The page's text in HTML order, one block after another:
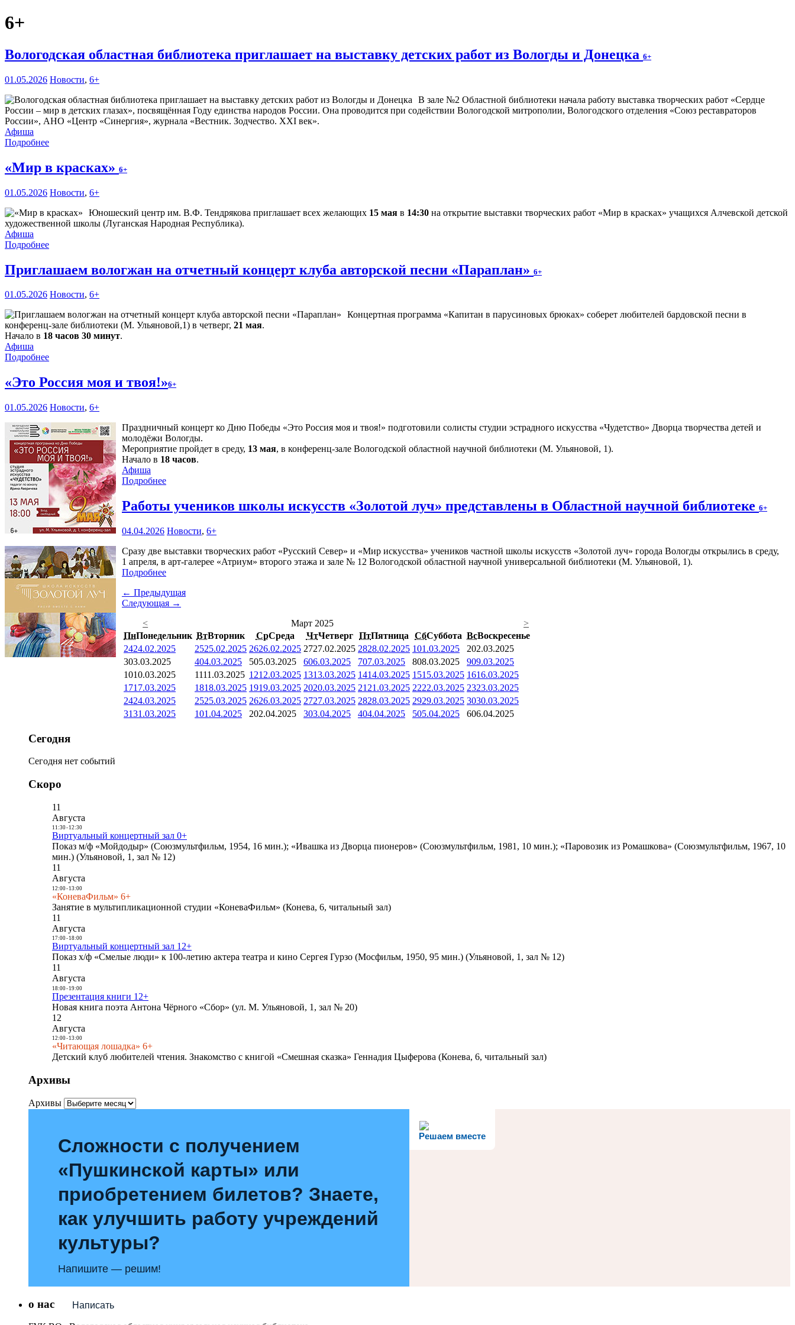
6+
Вологодская областная библиотека приглашает на выставку детских работ из Вологды и Донецка 6+
01.05.2026 Новости, 6+
В зале №2 Областной библиотеки начала работу выставка творческих работ «Сердце
России – мир в детских глазах», посвящённая Году единства народов России. Она проводится при содействии Вологодской митрополии, Вологодского отделения «Союз реставраторов
России», АНО «Центр «Синергия», журнала «Вестник. Зодчество. XXI век».
Афиша
Подробнее
«Мир в красках» 6+
01.05.2026 Новости, 6+
Юношеский центр им. В.Ф. Тендрякова приглашает всех желающих 15 мая в 14:30 на открытие выставки творческих работ «Мир в красках» учащихся Алчевской детской
художественной школы (Луганская Народная Республика).
Афиша
Подробнее
Приглашаем вологжан на отчетный концерт клуба авторской песни «Параплан» 6+
01.05.2026 Новости, 6+
Концертная программа «Капитан в парусиновых брюках» соберет любителей бардовской песни в
конференц-зале библиотеки (М. Ульяновой,1) в четверг, 21 мая.
Начало в 18 часов 30 минут.
Афиша
Подробнее
«Это Россия моя и твоя!»6+
01.05.2026 Новости, 6+
Праздничный концерт ко Дню Победы «Это Россия моя и твоя!» подготовили солисты студии эстрадного искусства «Чудетство» Дворца творчества детей и
молодёжи Вологды.
Мероприятие пройдет в среду, 13 мая, в конференц-зале Вологодской областной научной библиотеки (М. Ульяновой, 1).
Начало в 18 часов.
Афиша
Подробнее
Работы учеников школы искусств «Золотой луч» представлены в Областной научной библиотеке 6+
04.04.2026 Новости, 6+
Сразу две выставки творческих работ «Русский Север» и «Мир искусства» учеников частной школы искусств «Золотой луч» города Вологды открылись в среду,
1 апреля, в арт-галерее «Атриум» второго этажа и зале № 12 Вологодской областной научной универсальной библиотеки (М. Ульяновой, 1).
Подробнее
← Предыдущая
Следующая →
<
Март 2025
>
ПнПонедельник ВтВторник СрСреда ЧтЧетверг ПтПятница СбСуббота ВсВоскресенье
2424.02.2025 2525.02.2025 2626.02.2025 2727.02.2025 2828.02.2025 101.03.2025 202.03.2025
303.03.2025 404.03.2025 505.03.2025 606.03.2025 707.03.2025 808.03.2025 909.03.2025
1010.03.2025 1111.03.2025 1212.03.2025 1313.03.2025 1414.03.2025 1515.03.2025 1616.03.2025
1717.03.2025 1818.03.2025 1919.03.2025 2020.03.2025 21 21.03.2025 2222.03.2025 2323.03.2025
2424.03.2025 2525.03.2025 2626.03.2025 2727.03.2025 2828.03.2025 2929.03.2025 3030.03.2025
3131.03.2025 101.04.2025 202.04.2025 303.04.2025 404.04.2025 505.04.2025 606.04.2025
Сегодня
Сегодня нет событий
Скоро
11
Августа
11:30- 12:30
Виртуальный концертный зал 0+
Показ м/ф «Мойдодыр» (Союзмультфильм, 1954, 16 мин.); «Ивашка из Дворца пионеров» (Союзмультфильм, 1981, 10 мин.); «Паровозик из Ромашкова» (Союзмультфильм, 1967, 10
мин.) (Ульяновой, 1, зал № 12)
11
Августа
12:00- 13:00
«КоневаФильм» 6+
Занятие в мультипликационной студии «КоневаФильм» (Конева, 6, читальный зал)
11
Августа
17:00- 18:00
Виртуальный концертный зал 12+
Показ х/ф «Смелые люди» к 100-летию актера театра и кино Сергея Гурзо (Мосфильм, 1950, 95 мин.) (Ульяновой, 1, зал № 12)
11
Августа
18:00- 19:00
Презентация книги 12+
Новая книга поэта Антона Чёрного «Сбор» (ул. М. Ульяновой, 1, зал № 20)
12
Августа
12:00- 13:00
«Читающая лошадка» 6+
Детский клуб любителей чтения. Знакомство с книгой «Смешная сказка» Геннадия Цыферова (Конева, 6, читальный зал)
Архивы
Архивы
Решаем вместе
Сложности с получением
«Пушкинской карты» или
приобретением билетов? Знаете,
как улучшить работу учреждений
культуры?
Напишите — решим!
Написать
о нас